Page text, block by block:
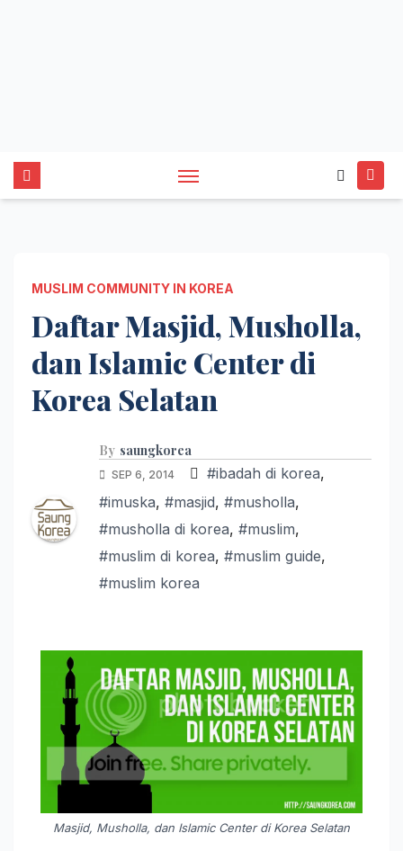
MUSLIM COMMUNITY IN KOREA
Daftar Masjid, Musholla,
dan Islamic Center di
Korea Selatan
By saungkorea
SEP 6, 2014 #ibadah di korea,
#imuska, #masjid, #musholla,
#musholla di korea, #muslim,
#muslim di korea, #muslim guide,
#muslim korea
Masjid, Musholla, dan Islamic Center di Korea Selatan